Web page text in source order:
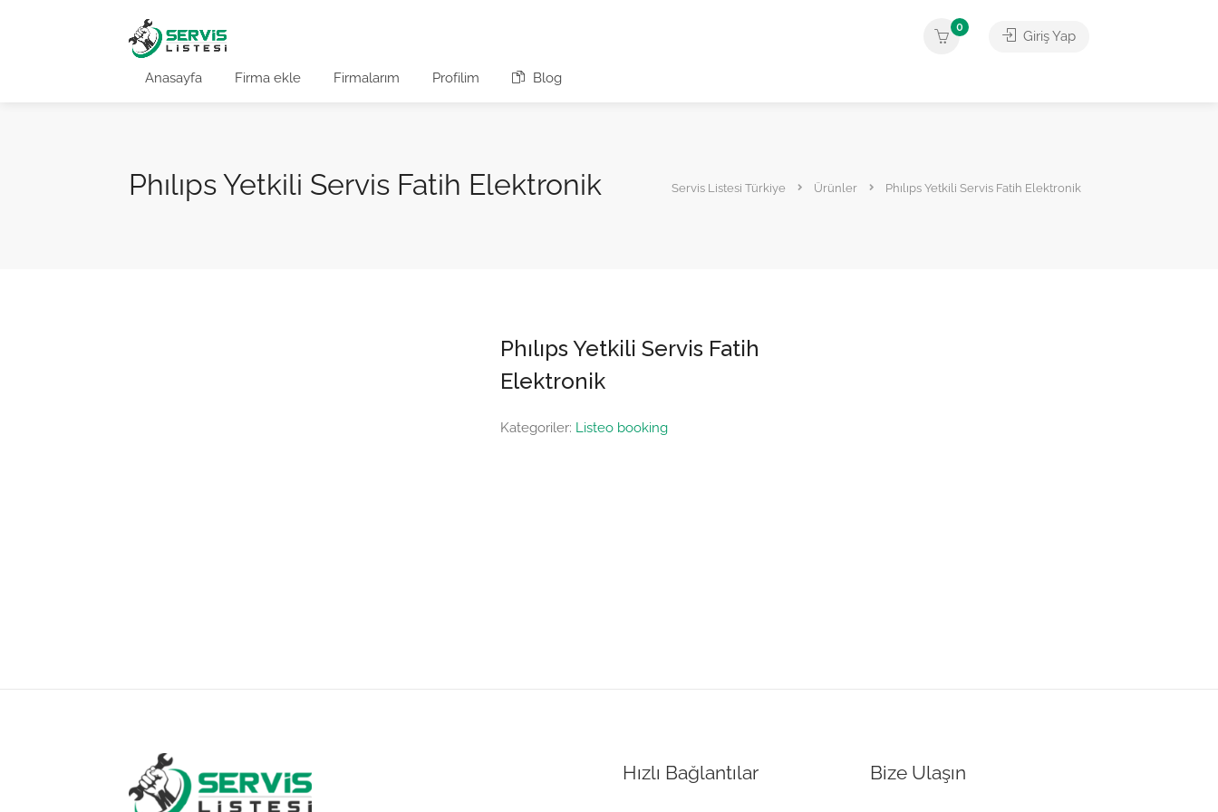
Anasayfa Firma ekle Firmalarım Profilim Blog
0
Giriş Yap
Phılıps Yetkili Servis Fatih Elektronik Servis Listesi Türkiye Ürünler Phılıps Yetkili Servis Fatih Elektronik
Phılıps Yetkili Servis Fatih
Elektronik
Kategoriler: Listeo booking
Hızlı Bağlantılar Bize Ulaşın